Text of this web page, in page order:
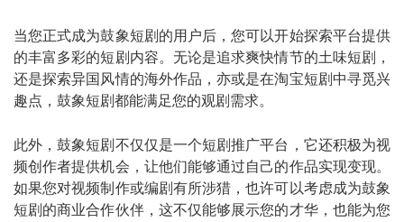
当您正式成为鼓象短剧的用户后，您可以开始探索平台提供
的丰富多彩的短剧内容。无论是追求爽快情节的土味短剧，
还是探索异国风情的海外作品，亦或是在淘宝短剧中寻觅兴
趣点，鼓象短剧都能满足您的观剧需求。
此外，鼓象短剧不仅仅是一个短剧推广平台，它还积极为视
频创作者提供机会，让他们能够通过自己的作品实现变现。
如果您对视频制作或编剧有所涉猎，也许可以考虑成为鼓象
短剧的商业合作伙伴，这不仅能够展示您的才华，也能为您